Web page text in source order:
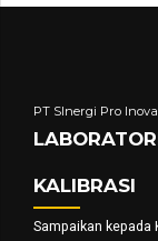
PT SInergi Pro
KALIBRASI
Sampaikan kepada